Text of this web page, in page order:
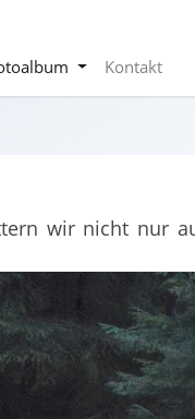
Kontakt
wir nicht nur